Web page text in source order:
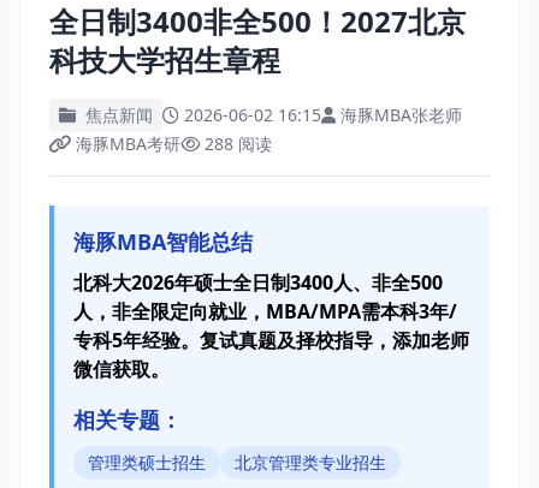
全日制3400非全500！2027北京
科技大学招生章程
焦点新闻 2026-06-02 16:15
海豚MBA张老师
海豚MBA考研
288 阅读
海豚MBA智能总结
北科大2026年硕士全日制3400人、非全500
人，非全限定向就业，MBA/MPA需本科3年/
专科5年经验。复试真题及择校指导，添加老师
微信获取。
相关专题：
管理类硕士招生 北京管理类专业招生